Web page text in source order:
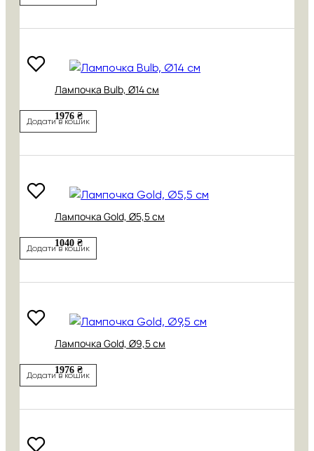
Лампочка Bulb, Ø14 см
1976 ₴
Додати в кошик
Лампочка Gold, Ø5,5 см
1040 ₴
Додати в кошик
Лампочка Gold, Ø9,5 см
1976 ₴
Додати в кошик